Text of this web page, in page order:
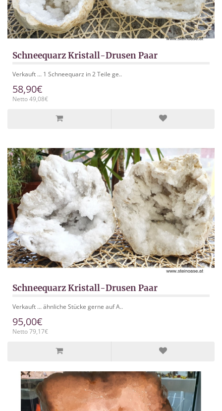
Schneequarz Kristall-Drusen Paar
Verkauft ... 1 Schneequarz in 2 Teile ge..
58,90€
Netto 49,08€
Schneequarz Kristall-Drusen Paar
Verkauft ... ähnliche Stücke gerne auf A..
95,00€
Netto 79,17€